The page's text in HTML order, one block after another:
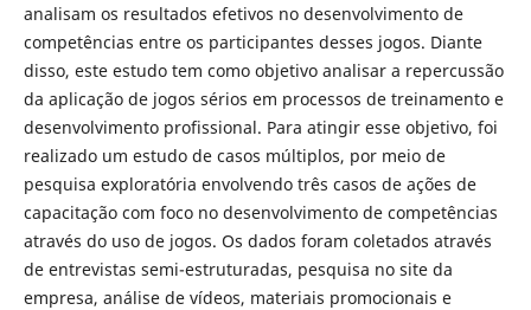
analisam os resultados efetivos no desenvolvimento de
competências entre os participantes desses jogos. Diante
disso, este estudo tem como objetivo analisar a repercussão
da aplicação de jogos sérios em processos de treinamento e
desenvolvimento profissional. Para atingir esse objetivo, foi
realizado um estudo de casos múltiplos, por meio de
pesquisa exploratória envolvendo três casos de ações de
capacitação com foco no desenvolvimento de competências
através do uso de jogos. Os dados foram coletados através
de entrevistas semi-estruturadas, pesquisa no site da
empresa, análise de vídeos, materiais promocionais e